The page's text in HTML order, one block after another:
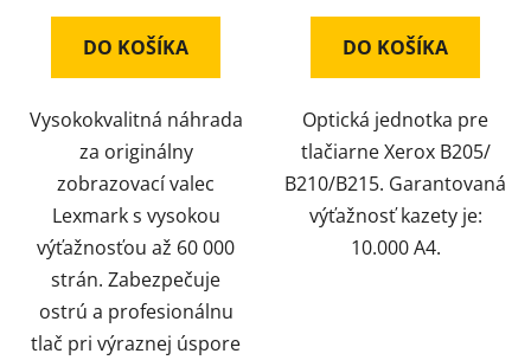
DO KOŠÍKA
Vysokokvalitná náhrada
za originálny
zobrazovací valec
Lexmark s vysokou
výťažnosťou až 60 000
strán. Zabezpečuje
ostrú a profesionálnu
tlač pri výraznej úspore
DO KOŠÍKA
Optická jednotka pre
tlačiarne Xerox B205/
B210/B215. Garantovaná
výťažnosť kazety je:
10.000 A4.